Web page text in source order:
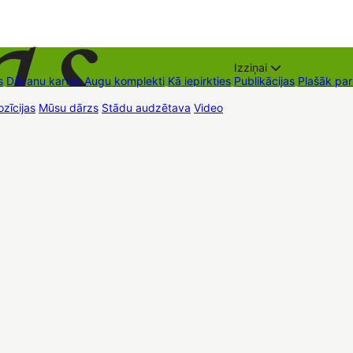
Dāvanu kartes Augu komplekti Kā iepirkties
Izziņai
Publikācijas Plašāk
Mūsu dārzs Stādu audzētava Video